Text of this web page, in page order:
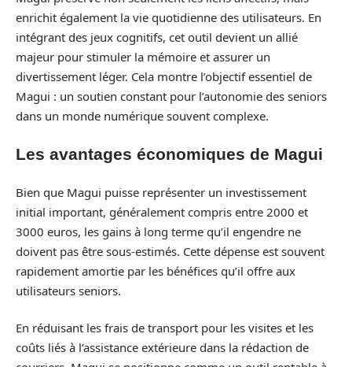
enrichit également la vie quotidienne des utilisateurs. En
intégrant des jeux cognitifs, cet outil devient un allié
majeur pour stimuler la mémoire et assurer un
divertissement léger. Cela montre l’objectif essentiel de
Magui : un soutien constant pour l’autonomie des seniors
dans un monde numérique souvent complexe.
Les avantages économiques de Magui
Bien que Magui puisse représenter un investissement
initial important, généralement compris entre 2000 et
3000 euros, les gains à long terme qu’il engendre ne
doivent pas être sous-estimés. Cette dépense est souvent
rapidement amortie par les bénéfices qu’il offre aux
utilisateurs seniors.
En réduisant les frais de transport pour les visites et les
coûts liés à l’assistance extérieure dans la rédaction de